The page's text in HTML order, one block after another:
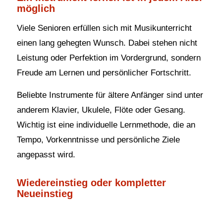
möglich
Viele Senioren erfüllen sich mit Musikunterricht
einen lang gehegten Wunsch. Dabei stehen nicht
Leistung oder Perfektion im Vordergrund, sondern
Freude am Lernen und persönlicher Fortschritt.
Beliebte Instrumente für ältere Anfänger sind unter
anderem Klavier, Ukulele, Flöte oder Gesang.
Wichtig ist eine individuelle Lernmethode, die an
Tempo, Vorkenntnisse und persönliche Ziele
angepasst wird.
Wiedereinstieg oder kompletter
Neueinstieg